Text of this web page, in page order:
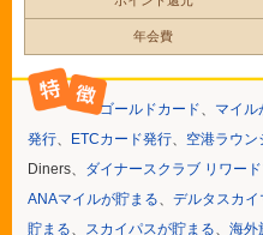
年会費
ゴールドカード、 マイル
発行、 ETCカード発行、 空港ラウン
Diners、 ダイナースクラブ リワー
ANAマイルが貯まる、 デルタスカ
貯まる、 スカイパスが貯まる、 海外